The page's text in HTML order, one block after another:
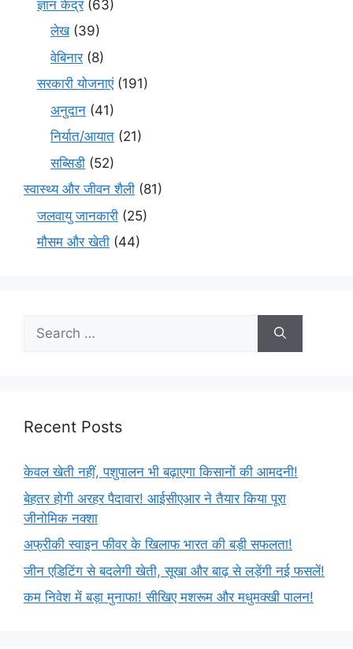
ज्ञान केंद्र(63)
लेख(39)
वेबिनार(8)
सरकारी योजनाएं(191)
अनुदान (41)
निर्यात/आयात (21)
सब्सिडी (52)
स्वास्थ्य और जीवन शैली (81)
जलवायु जानकारी (25)
मौसम और खेती (44)
Recent Posts
केवल खेती नहीं, पशुपालन भी बढ़ाएगा किसानों की आमदनी!
बेहतर होगी अरहर पैदावार! आईसीएआर ने तैयार किया पूरा
जीनोमिक नक्शा
अफ्रीकी स्वाइन फीवर के खिलाफ भारत की बड़ी सफलता!
जीन एडिटिंग से बदलेगी खेती, सूखा और बाढ़ से लड़ेंगी नई फसलें!
कम निवेश में बड़ा मुनाफा! सीखिए मशरूम और मधुमक्खी पालन!